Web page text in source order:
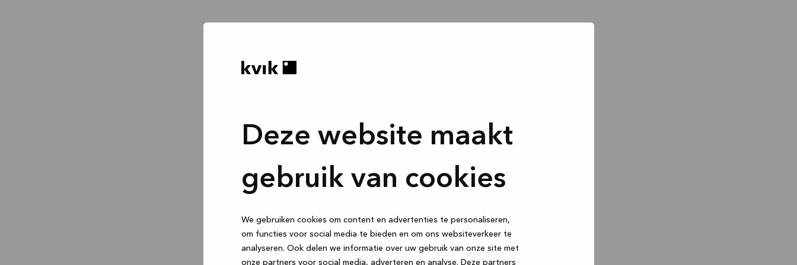
Deze website maakt
gebruik van cookies
We gebruiken cookies om content en advertenties te personaliseren,
om functies voor social media te bieden en om ons websiteverkeer te
analyseren. Ook delen we informatie over uw gebruik van onze site met
onze partners voor social media, adverteren en analyse. Deze partners